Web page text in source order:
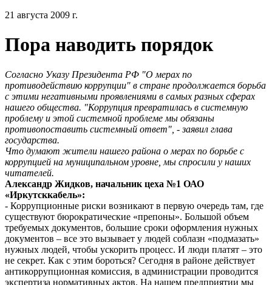
21 августа 2009 г.
Пора наводить порядок
Согласно Указу Президента РФ "О мерах по
противодействию коррупции" в стране продолжается борьба
с этими негативными проявлениями в самых разных сферах
нашего общества. "Коррупция превратилась в системную
проблему и этой системной проблеме мы обязаны
противопоставить системный ответ", - заявил глава
государства.
Что думают жители нашего района о мерах по борьбе с
коррупцией на муниципальном уровне, мы спросили у наших
читателей.
Александр Жидков, начальник цеха №1 ОАО
«Иркутсккабель»:
- Коррупционные риски возникают в первую очередь там, где
существуют бюрократические «препоны». Большой объем
требуемых документов, большие сроки оформления нужных
документов – все это вызывает у людей соблазн «подмазать»
нужных людей, чтобы ускорить процесс. И люди платят – это
не секрет. Как с этим бороться? Сегодня в районе действует
антикоррупционная комиссия, в администрации проводится
экспертиза нормативных актов. На нашем предприятии мы